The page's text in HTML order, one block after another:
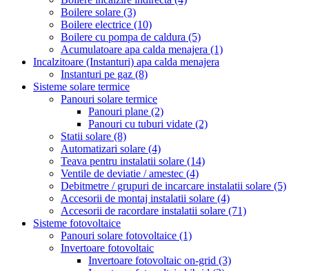
Boilere solare (3)
Boilere electrice (10)
Boilere cu pompa de caldura (5)
Acumulatoare apa calda menajera (1)
Incalzitoare (Instanturi) apa calda menajera
Instanturi pe gaz (8)
Sisteme solare termice
Panouri solare termice
Panouri plane (2)
Panouri cu tuburi vidate (2)
Statii solare (8)
Automatizari solare (4)
Teava pentru instalatii solare (14)
Ventile de deviatie / amestec (4)
Debitmetre / grupuri de incarcare instalatii solare (5)
Accesorii de montaj instalatii solare (4)
Accesorii de racordare instalatii solare (71)
Sisteme fotovoltaice
Panouri solare fotovoltaice (1)
Invertoare fotovoltaic
Invertoare fotovoltaic on-grid (3)